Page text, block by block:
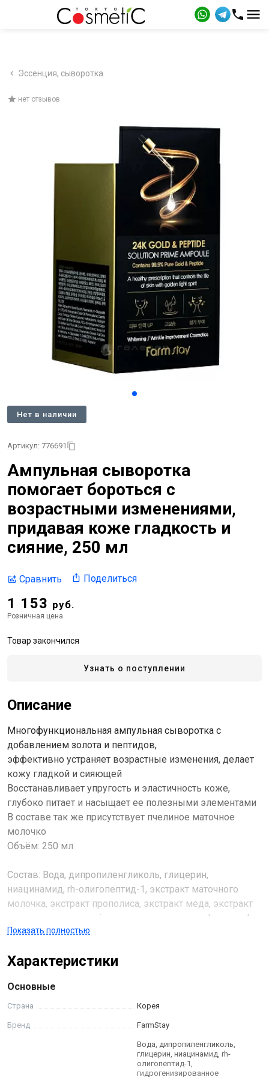
Эссенция, сыворотка
нет отзывов
Нет в наличии
Артикул: 776691
Ампульная сыворотка
помогает бороться с
возрастными изменениями,
придавая коже гладкость и
сияние, 250 мл
Сравнить Поделиться
1 153 руб.
Розничная цена
Товар закончился
Узнать о поступлении
Описание
Многофункциональная ампульная сыворотка с
добавлением золота и пептидов,
эффективно устраняет возрастные изменения, делает
кожу гладкой и сияющей
Восстанавливает упругость и эластичность коже,
глубоко питает и насыщает ее полезными элементами
В составе так же присутствует пчелиное маточное
молочко
Объём: 250 мл
Состав: Вода, дипропиленгликоль, глицерин,
ниацинамид, rh-олигопептид-1, экстракт маточного
молочка, экстракт прополиса, экстракт меда, экстракт
плодов цитрусовых junos, экстракт плодов chaenomeles
sinensis, гиалуронат натрия, трегалоза, бетаин,
касторовое масло, феноксиэтанол, каприлгликоль,
дилинолеат, пэг - 40 гидрогенизированное касторовое
масло, аргинин, динатрий эдта, ксантановая камедь,
Показать полностью
Характеристики
Основные
Страна Корея
Бренд FarmStay
Вода, дипропиленгликоль,
глицерин, ниацинамид, rh-
олигопептид-1,
гидрогенизированное